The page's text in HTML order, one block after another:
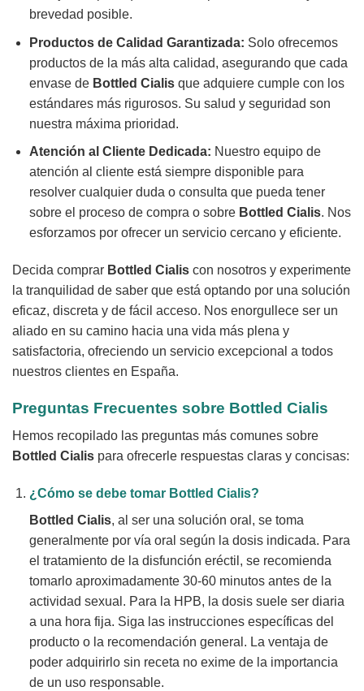
brevedad posible.
Productos de Calidad Garantizada: Solo ofrecemos
productos de la más alta calidad, asegurando que cada
envase de Bottled Cialisque adquiere cumple con los
estándares más rigurosos. Su salud y seguridad son
nuestra máxima prioridad.
Atención al Cliente Dedicada: Nuestro equipo de
atención al cliente está siempre disponible para
resolver cualquier duda o consulta que pueda tener
sobre el proceso de compra o sobre Bottled Cialis. Nos
esforzamos por ofrecer un servicio cercano y eficiente.
Decida comprar Bottled Cialis con nosotros y experimente
la tranquilidad de saber que está optando por una solución
eficaz, discreta y de fácil acceso. Nos enorgullece ser un
aliado en su camino hacia una vida más plena y
satisfactoria, ofreciendo un servicio excepcional a todos
nuestros clientes en España.
Preguntas Frecuentes sobre Bottled Cialis
Hemos recopilado las preguntas más comunes sobre
Bottled Cialis para ofrecerle respuestas claras y concisas:
¿Cómo se debe tomar Bottled Cialis?
Bottled Cialis, al ser una solución oral, se toma
generalmente por vía oral según la dosis indicada. Para
el tratamiento de la disfunción eréctil, se recomienda
tomarlo aproximadamente 30-60 minutos antes de la
actividad sexual. Para la HPB, la dosis suele ser diaria
a una hora fija. Siga las instrucciones específicas del
producto o la recomendación general. La ventaja de
poder adquirirlo sin receta no exime de la importancia
de un uso responsable.